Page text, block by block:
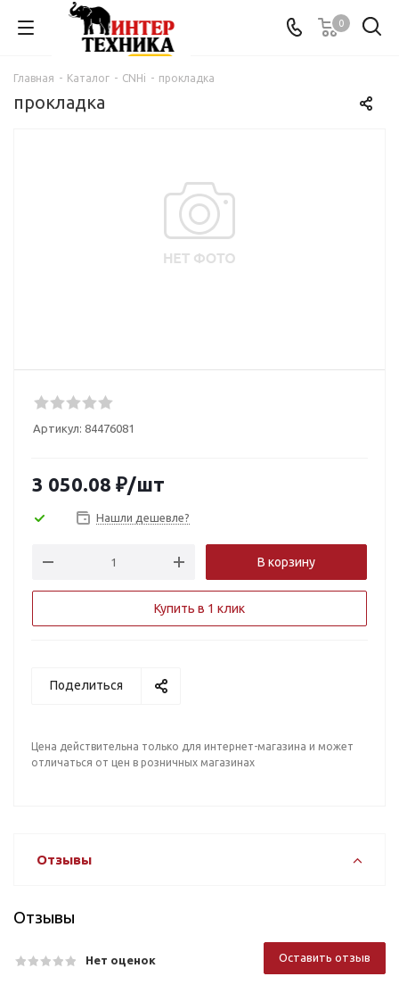
0
Главная - Каталог - CNHi - прокладка
прокладка
Артикул: 84476081
3 050.08 ₽/шт
Нашли дешевле?
В корзину
Купить в 1 клик
Поделиться
Цена действительна только для интернет-магазина и может
отличаться от цен в розничных магазинах
Отзывы
Отзывы
Нет оценок Оставить отзыв